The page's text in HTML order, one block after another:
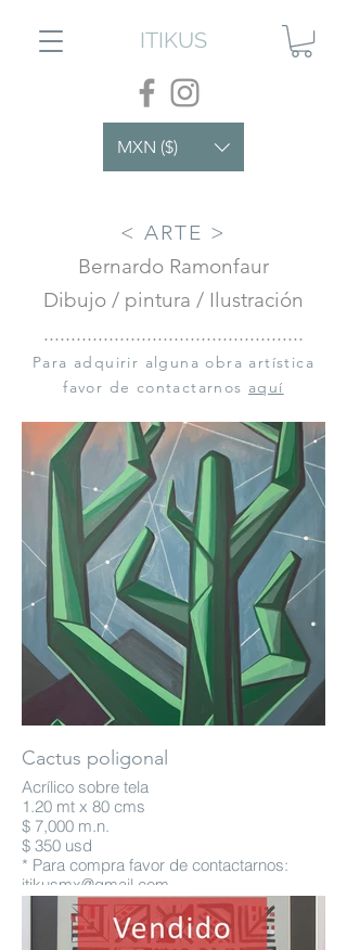
ITIKUS
MXN ($)
< ARTE >
Bernardo Ramonfaur
Dibujo / pintura / Ilustración
................................................
Para adquirir alguna obra artística
favor de contactarnos aquí
Cactus poligonal
Acrílico sobre tela
1.20 mt x 80 cms
$ 7,000 m.n.
$ 350 usd
* Para compra favor de contactarnos:
itikusmx@gmail.com